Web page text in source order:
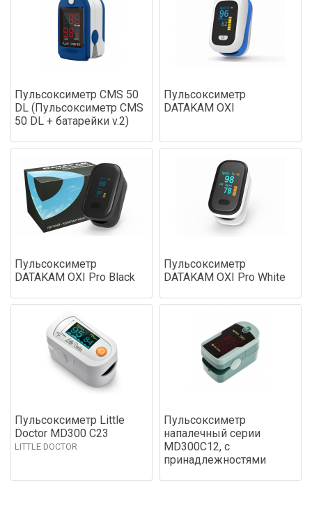
Пульсоксиметр CMS 50
DL (Пульсоксиметр CMS
50 DL + батарейки v.2)
Пульсоксиметр
DATAKAM OXI
Пульсоксиметр
DATAKAM OXI Pro Black
Пульсоксиметр
DATAKAM OXI Pro White
Пульсоксиметр Little
Doctor MD300 C23
LITTLE DOCTOR
Пульсоксиметр
напалечный серии
MD300C12, с
принадлежностями